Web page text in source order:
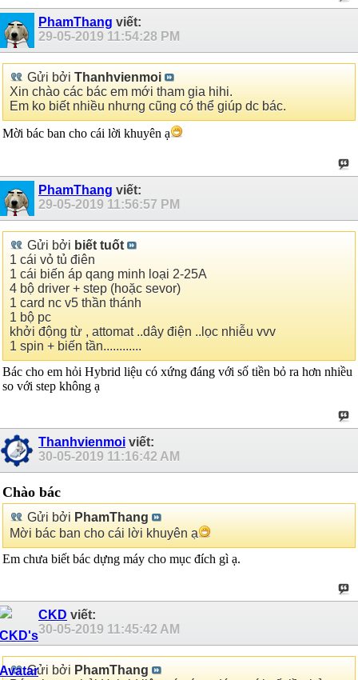
PhamThang viết:
29-05-2019 11:54:28 PM
Gửi bởi Thanhvienmoi
Xin chào các bác em mới tham gia hihi.
Em ko biết nhiều nhưng cũng có thể giúp dc bác.
Mời bác ban cho cái lời khuyên ạ
PhamThang viết:
29-05-2019 11:56:57 PM
Gửi bởi biết tuốt
1 cái vỏ tủ điên
1 cái biến áp qang minh loại 2-25A
4 bộ driver + step (hoặc sevor)
1 card nc v5 thần thánh
1 bộ pc
khởi động từ , attomat ..dây điện ..lọc nhiễu vvv
1 spin + biến tần............
Bác cho em hỏi Hybrid liệu có xứng đáng với số tiền bỏ ra hơn nhiều
so với step không ạ
Thanhvienmoi viết:
30-05-2019 11:16:42 AM
Chào bác
Gửi bởi PhamThang
Mời bác ban cho cái lời khuyên ạ
Em chưa biết bác dựng máy cho mục đích gì ạ.
CKD viết:
30-05-2019 11:45:42 AM
Gửi bởi PhamThang